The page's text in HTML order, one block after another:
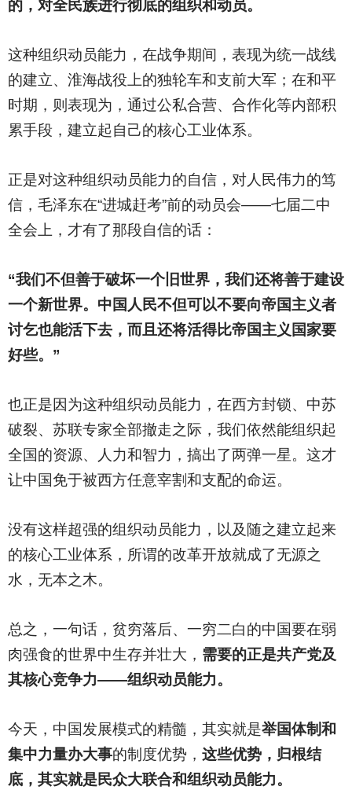
的，对全民族进行彻底的组织和动员。
这种组织动员能力，在战争期间，表现为统一战线
的建立、淮海战役上的独轮车和支前大军；在和平
时期，则表现为，通过公私合营、合作化等内部积
累手段，建立起自己的核心工业体系。
正是对这种组织动员能力的自信，对人民伟力的笃
信，毛泽东在“进城赶考”前的动员会——七届二中
全会上，才有了那段自信的话：
“我们不但善于破坏一个旧世界，我们还将善于建设
一个新世界。中国人民不但可以不要向帝国主义者
讨乞也能活下去，而且还将活得比帝国主义国家要
好些。”
也正是因为这种组织动员能力，在西方封锁、中苏
破裂、苏联专家全部撤走之际，我们依然能组织起
全国的资源、人力和智力，搞出了两弹一星。这才
让中国免于被西方任意宰割和支配的命运。
没有这样超强的组织动员能力，以及随之建立起来
的核心工业体系，所谓的改革开放就成了无源之
水，无本之木。
总之，一句话，贫穷落后、一穷二白的中国要在弱
肉强食的世界中生存并壮大， 需要的正是共产党及
其核心竞争力——组织动员能力。
今天，中国发展模式的精髓，其实就是举国体制和
集中力量办大事的制度优势， 这些优势，归根结
底，其实就是民众大联合和组织动员能力。